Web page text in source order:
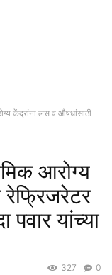
केंद्रांना लस व औषधांसाठी
आरोग्य
पवार यांच्या
0
327